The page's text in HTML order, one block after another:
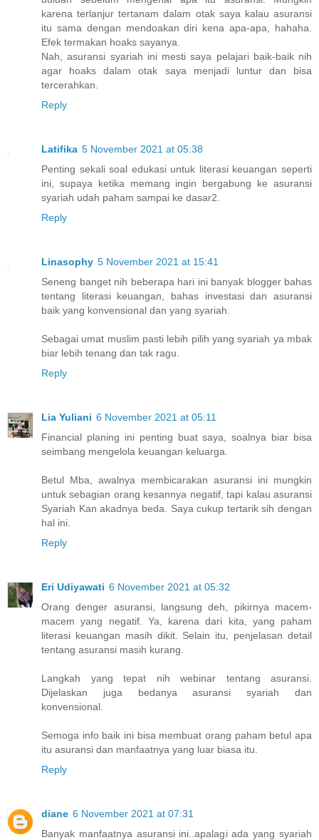
karena terlanjur tertanam dalam otak saya kalau asuransi
itu sama dengan mendoakan diri kena apa-apa, hahaha.
Efek termakan hoaks sayanya.
Nah, asuransi syariah ini mesti saya pelajari baik-baik nih
agar hoaks dalam otak saya menjadi luntur dan bisa
tercerahkan.
Reply
Latifika 5 November 2021 at 05:38
Penting sekali soal edukasi untuk literasi keuangan seperti
ini, supaya ketika memang ingin bergabung ke asuransi
syariah udah paham sampai ke dasar2.
Reply
Linasophy 5 November 2021 at 15:41
Seneng banget nih beberapa hari ini banyak blogger bahas
tentang literasi keuangan, bahas investasi dan asuransi
baik yang konvensional dan yang syariah.
Sebagai umat muslim pasti lebih pilih yang syariah ya mbak
biar lebih tenang dan tak ragu.
Reply
Lia Yuliani 6 November 2021 at 05:11
Financial planing ini penting buat saya, soalnya biar bisa
seimbang mengelola keuangan keluarga.
Betul Mba, awalnya membicarakan asuransi ini mungkin
untuk sebagian orang kesannya negatif, tapi kalau asuransi
Syariah Kan akadnya beda. Saya cukup tertarik sih dengan
hal ini.
Reply
Eri Udiyawati 6 November 2021 at 05:32
Orang denger asuransi, langsung deh, pikirnya macem-
macem yang negatif. Ya, karena dari kita, yang paham
literasi keuangan masih dikit. Selain itu, penjelasan detail
tentang asuransi masih kurang.
Langkah yang tepat nih webinar tentang asuransi.
Dijelaskan juga bedanya asuransi syariah dan
konvensional.
Semoga info baik ini bisa membuat orang paham betul apa
itu asuransi dan manfaatnya yang luar biasa itu.
Reply
diane 6 November 2021 at 07:31
Banyak manfaatnya asuransi ini..apalagi ada yang syariah